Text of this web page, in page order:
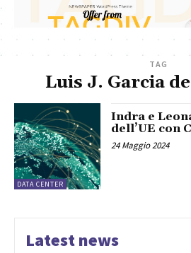
TAG
Luis J. Garcia
DATA CENTER
Indra e
dell’UE con
24 Maggio 2024
Latest news